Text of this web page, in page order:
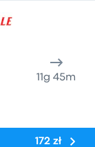
11g 45m
172 zł